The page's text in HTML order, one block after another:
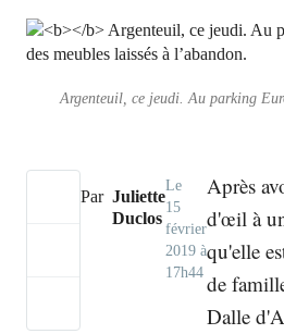
Argenteuil, ce jeudi. Au parking
Par Juliette
Duclos
Le
15
février
2019 à
17h44
Après
d'œil à
qu'elle
de
Dalle